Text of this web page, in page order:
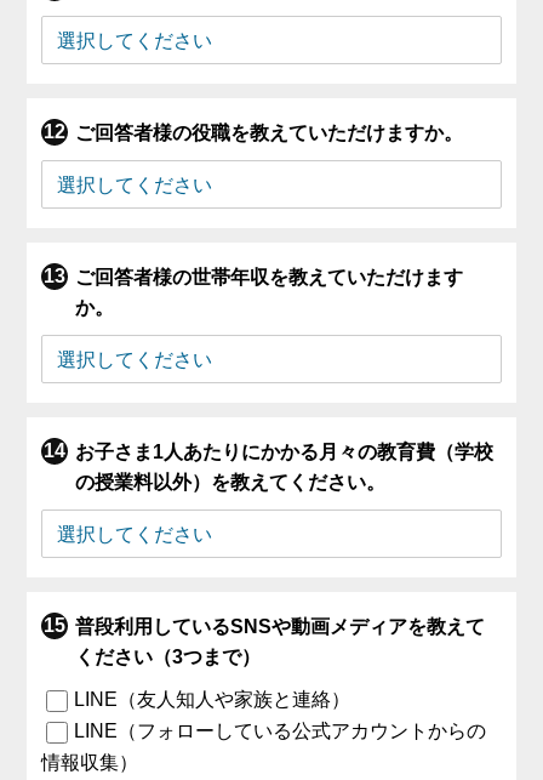
ご回答者様の役職を教えていただけますか。
ご回答者様の世帯年収を教えていただけます
か。
お子さま1人あたりにかかる月々の教育費（学校
の授業料以外）を教えてください。
普段利用しているSNSや動画メディアを教えて
ください（3つまで）
LINE（友人知人や家族と連絡）
LINE（フォローしている公式アカウントからの
情報収集）